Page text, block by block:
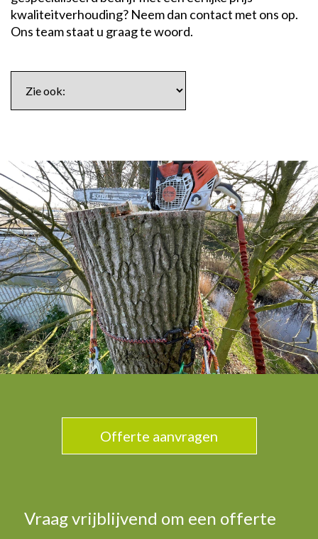
kwaliteitverhouding? Neem dan contact met ons op.
Ons team staat u graag te woord.
Offerte aanvragen
Vraag vrijblijvend om een offerte